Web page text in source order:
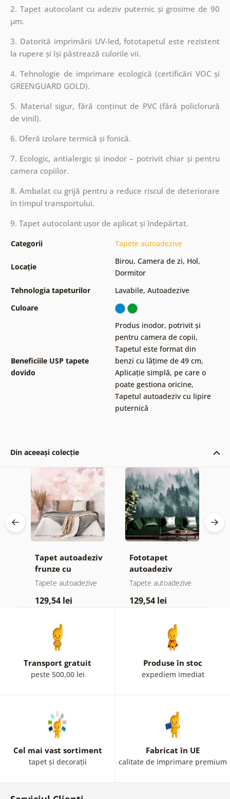
2. Tapet autocolant cu adeziv puternic și grosime de 90
µm.
3. Datorită imprimării UV-led, fototapetul este rezistent
la rupere și își păstrează culorile vii.
4. Tehnologie de imprimare ecologică (certificări VOC și
GREENGUARD GOLD).
5. Material sigur, fără conținut de PVC (fără policlorură
de vinil).
6. Oferă izolare termică și fonică.
7. Ecologic, antialergic și inodor – potrivit chiar și pentru
camera copiilor.
8. Ambalat cu grijă pentru a reduce riscul de deteriorare
în timpul transportului.
9. Tapet autocolant ușor de aplicat și îndepărtat.
Categorii Tapete autoadezive
Locație
Birou, Camera de zi, Hol,
Dormitor
Tehnologia tapeturilor
Lavabile, Autoadezive
Culoare
Beneficiile USP tapete
dovido
Produs inodor, potrivit și
pentru camera de copii,
Tapetul este format din
benzi cu lățime de 49 cm,
Aplicație simplă, pe care o
poate gestiona oricine,
Tapetul autoadeziv cu lipire
puternică
Din aceeași colecție
Tapet autoadeziv
frunze cu
atingere
Tapete autoadezive
129,54 lei
Fototapet
autoadeziv
pădure în ceață
Tapete autoadezive
129,54 lei
Transport gratuit
peste 500,00 lei
Produse în stoc
expediem imediat
Cel mai vast sortiment
tapet și decorații
Fabricat în UE
calitate de imprimare premium